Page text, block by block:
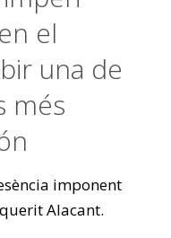
el
una de
més
imponent
Alacant.